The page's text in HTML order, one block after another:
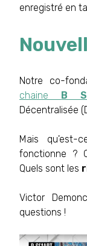
enregistré en
Notre co-
chaine B
Décentralisée
Mais
fonctionne ?
Quels sont les
Victor
questions !